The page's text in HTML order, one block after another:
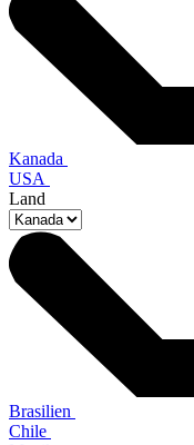
Kanada
USA
Land
Brasilien
Chile